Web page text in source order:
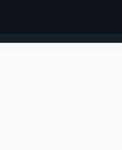
INICIAR SESIÓN